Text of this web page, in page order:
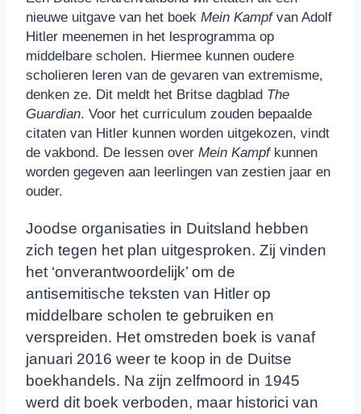
nieuwe uitgave van het boek Mein Kampf van Adolf
Hitler meenemen in het lesprogramma op
middelbare scholen. Hiermee kunnen oudere
scholieren leren van de gevaren van extremisme,
denken ze. Dit meldt het Britse dagblad The
Guardian. Voor het curriculum zouden bepaalde
citaten van Hitler kunnen worden uitgekozen, vindt
de vakbond. De lessen over Mein Kampf kunnen
worden gegeven aan leerlingen van zestien jaar en
ouder.
Joodse organisaties in Duitsland hebben
zich tegen het plan uitgesproken. Zij vinden
het ‘onverantwoordelijk’ om de
antisemitische teksten van Hitler op
middelbare scholen te gebruiken en
verspreiden. Het omstreden boek is vanaf
januari 2016 weer te koop in de Duitse
boekhandels. Na zijn zelfmoord in 1945
werd dit boek verboden, maar historici van